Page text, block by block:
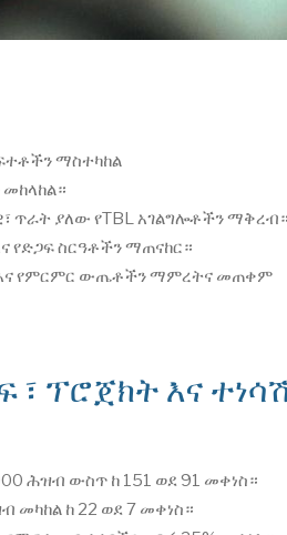
ማስተካከል
ጥራት ያለው የTBL አገልግሎቶችን ማቅረብ።
የድጋፍ ስርዓቶችን ማጠናከር።
እና የምርምር ውጤቶችን ማምረትና መጠቀም
ፕሮጀክት እና
ሕዝብ ውስጥ ከ 151 ወደ 91 መቀነስ።
መካከል ከ 22 ወደ 7 መቀነስ።